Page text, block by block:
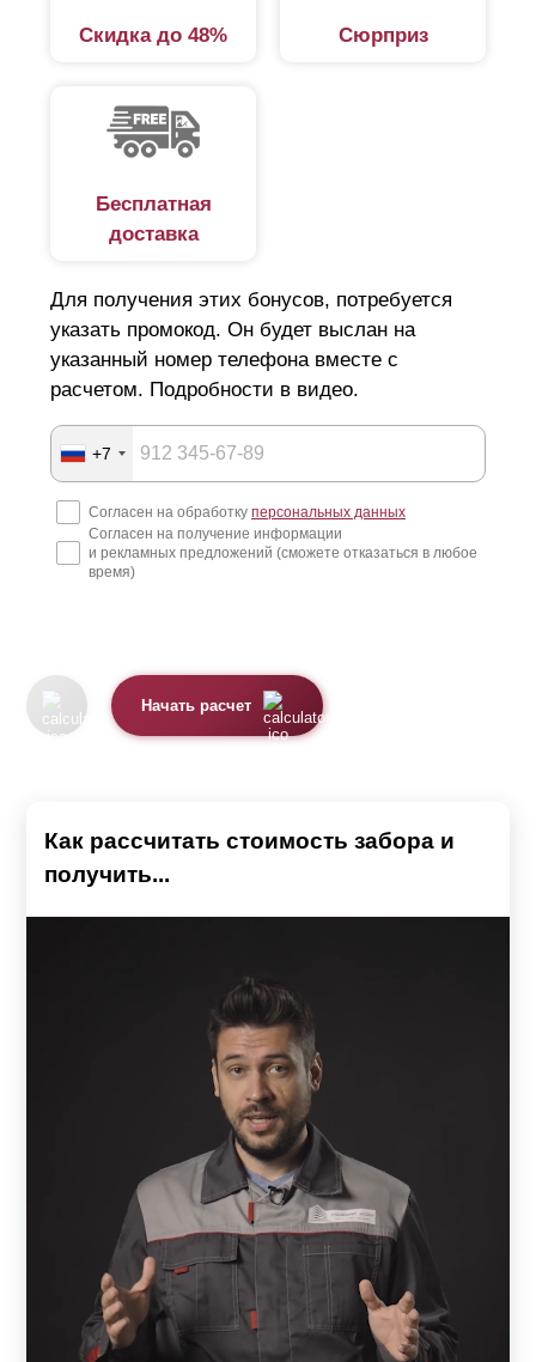
Скидка до 48% Сюрприз
Бесплатная
доставка
Для получения этих бонусов, потребуется
указать промокод. Он будет выслан на
указанный номер телефона вместе с
расчетом. Подробности в видео.
+7
Согласен на обработку персональных данных
Согласен на получение информации
и рекламных предложений (сможете отказаться в любое
время)
Начать расчет
Как рассчитать стоимость забора и
получить...